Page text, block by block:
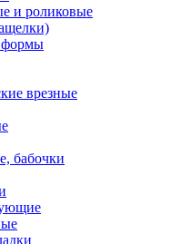
и роликовые
формы
врезные
бабочки